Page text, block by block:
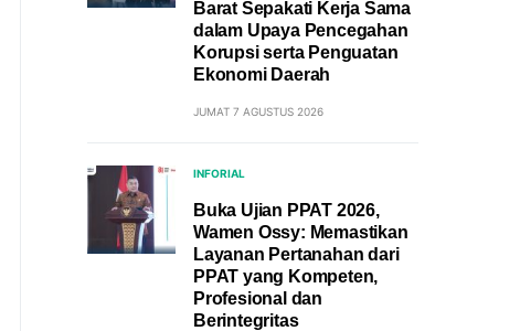
Barat Sepakati Kerja Sama
dalam Upaya Pencegahan
Korupsi serta Penguatan
Ekonomi Daerah
JUMAT 7 AGUSTUS 2026
INFORIAL
Buka Ujian PPAT 2026,
Wamen Ossy: Memastikan
Layanan Pertanahan dari
PPAT yang Kompeten,
Profesional dan
Berintegritas